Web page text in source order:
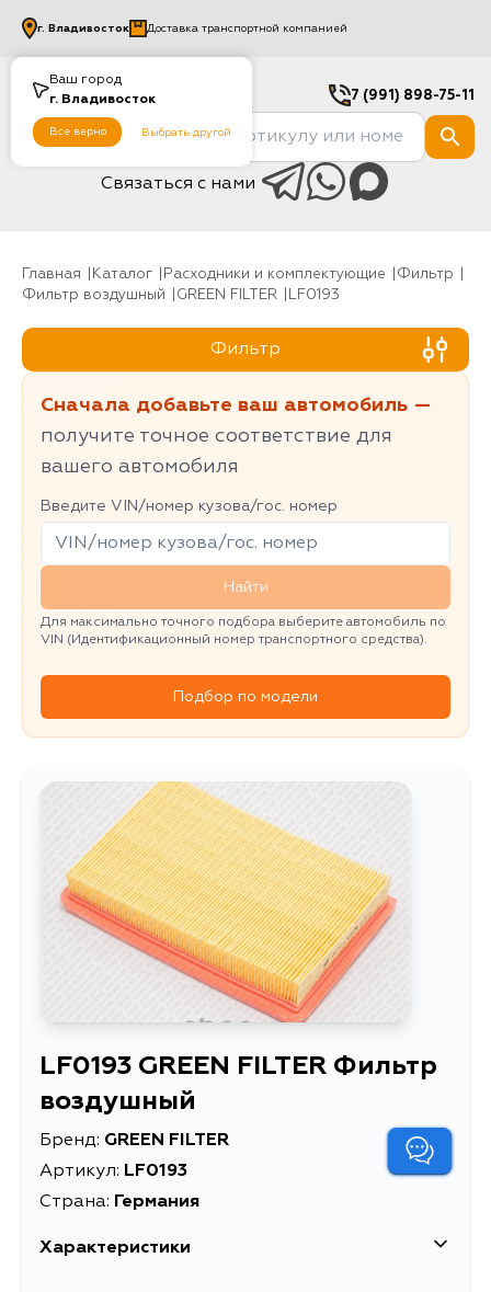
Ваш город
г. Владивосток
Все верно Выбрать другой
г. Владивосток Доставка транспортной компанией
7 (991) 898-75-11
Связаться с нами
Главная Каталог Расходники и комплектующие
фильтр
Фильтр воздушный
GREEN FILTER LF0193
Фильтр
Сначала добавьте ваш автомобиль —
получите точное соответствие для
вашего автомобиля
Введите VIN/номер кузова/гос. номер
Найти
Для максимально точного подбора выберите автомобиль по
VIN (Идентификационный номер транспортного средства).
Подбор по модели
LF0193 GREEN FILTER Фильтр
воздушный
Бренд: GREEN FILTER
Артикул: LF0193
Страна: Германия
Характеристики